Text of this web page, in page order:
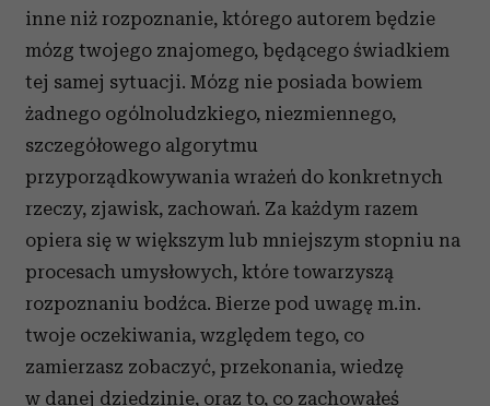
inne niż rozpoznanie, którego autorem będzie
mózg twojego znajomego, będącego świadkiem
tej samej sytuacji. Mózg nie posiada bowiem
żadnego ogólnoludzkiego, niezmiennego,
szczegółowego algorytmu
przyporządkowywania wrażeń do konkretnych
rzeczy, zjawisk, zachowań. Za każdym razem
opiera się w większym lub mniejszym stopniu na
procesach umysłowych, które towarzyszą
rozpoznaniu bodźca. Bierze pod uwagę m.in.
twoje oczekiwania, względem tego, co
zamierzasz zobaczyć, przekonania, wiedzę
w danej dziedzinie, oraz to, co zachowałeś